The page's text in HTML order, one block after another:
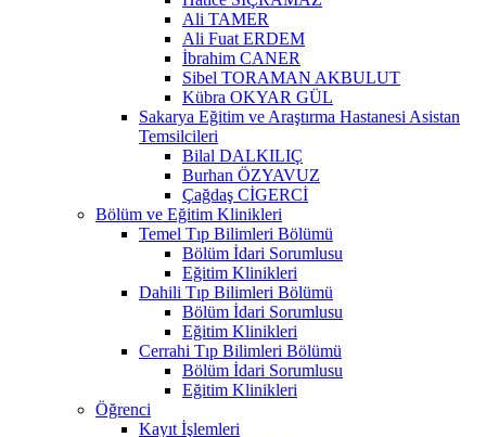
Ali TAMER
Ali Fuat ERDEM
İbrahim CANER
Sibel TORAMAN AKBULUT
Kübra OKYAR GÜL
Sakarya Eğitim ve Araştırma Hastanesi Asistan
Temsilcileri
Bilal DALKILIÇ
Burhan ÖZYAVUZ
Çağdaş CİGERCİ
Bölüm ve Eğitim Klinikleri
Temel Tıp Bilimleri Bölümü
Bölüm İdari Sorumlusu
Eğitim Klinikleri
Dahili Tıp Bilimleri Bölümü
Bölüm İdari Sorumlusu
Eğitim Klinikleri
Cerrahi Tıp Bilimleri Bölümü
Bölüm İdari Sorumlusu
Eğitim Klinikleri
Öğrenci
Kayıt İşlemleri